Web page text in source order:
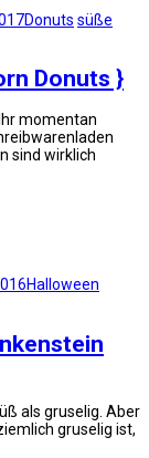
Donuts süße
Donuts }
momentan
sind wirklich
Halloween
als gruselig. Aber
gruselig ist,